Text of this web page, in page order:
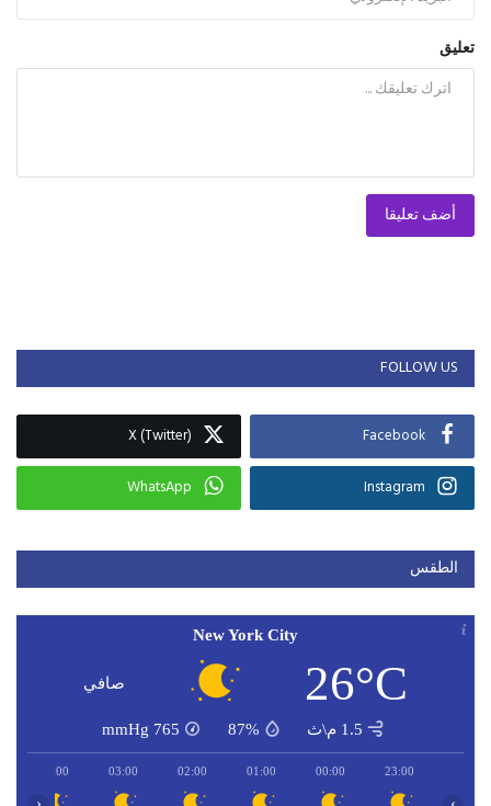
تعليق
أضف تعليقا
FOLLOW US
Facebook
X (Twitter)
Instagram
WhatsApp
الطقس
New York City
26°C صافي
1.5 م\ث 87%
765
mmHg
23:00
00:00
01:00
02:00
03:00
04:00
‹ ›